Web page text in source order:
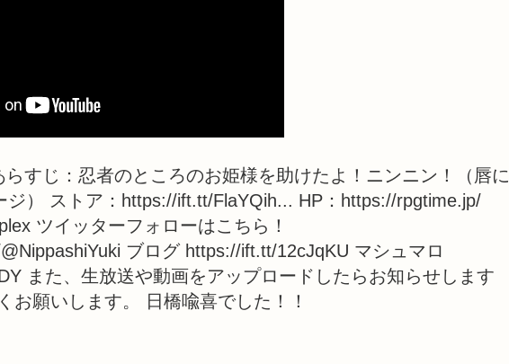
すじ：忍者のところのお姫様を助けたよ！ニンニン！（唇に
ジ） ストア：https://ift.tt/FlaYQih... HP：https://rpgtime.jp/
ツイッターフォローはこちら！
ブログ https://ift.tt/12cJqKU マシュマロ
また、生放送や動画をアップロードしたらお知らせします
お願いします。 日橋喩喜でした！！